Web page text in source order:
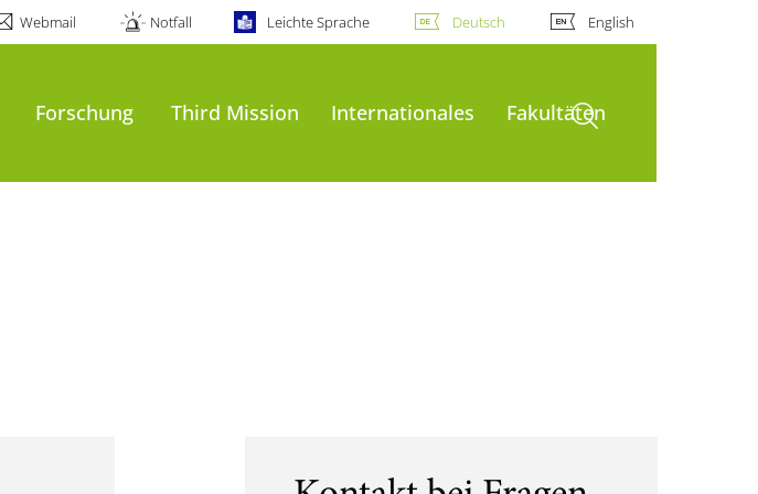
Webmail Notfall Leichte Sprache Deutsch English
Forschung Third Mission Internationales FakultätenSuche öffnen